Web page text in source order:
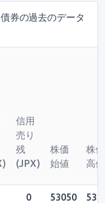
券の過去のデータ
信用
売り
残
(JPX)
株価
始値
株価
高値
0 53050